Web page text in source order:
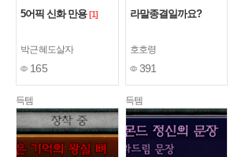
5어픽 신화 만용 [1]
박근혜도살자
165
라말종결일까요?
호호령
391
득템 득템